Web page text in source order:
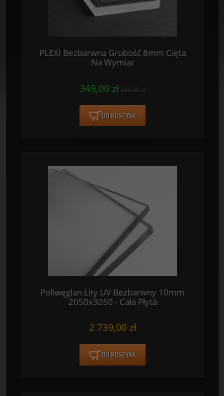
PLEXI Bezbarwna Grubość 8mm Cięta
Na Wymiar
349,00 zł389,00 zł
DO KOSZYKA
Poliwęglan Lity UV Bezbarwny 10mm
2050x3050 - Cała Płyta
2 739,00 zł
DO KOSZYKA